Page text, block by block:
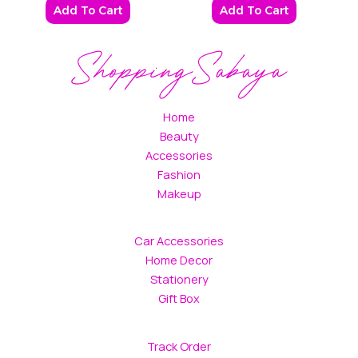
Add To Cart Add To Cart
Home
Beauty
Accessories
Fashion
Makeup
Car Accessories
Home Decor
Stationery
Gift Box
Track Order